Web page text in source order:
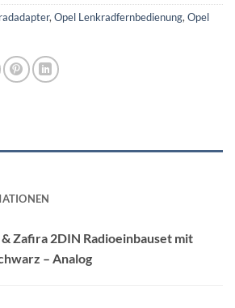
, Opel Lenkradfernbedienung, Opel
Zafira 2DIN Radioeinbauset mit
– Analog